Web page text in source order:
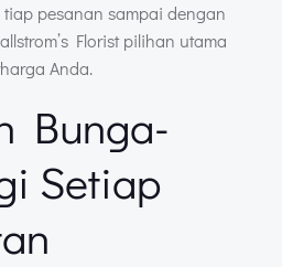
pesanan sampai dengan
Florist pilihan utama
Anda.
Bunga-
Setiap